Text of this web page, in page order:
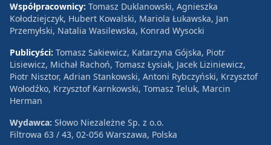
Współpracownicy: Tomasz Duklanowski, Agnieszka
Kołodziejczyk, Hubert Kowalski, Mariola Łukawska, Jan
Przemyłski, Natalia Wasilewska, Konrad Wysocki
Publicyści: Tomasz Sakiewicz, Katarzyna Gójska, Piotr
Lisiewicz, Michał Rachoń, Tomasz Łysiak, Jacek Liziniewicz,
Piotr Nisztor, Adrian Stankowski, Antoni Rybczyński, Krzysztof
Wołodźko, Krzysztof Karnkowski, Tomasz Teluk, Marcin
Herman
Wydawca: Słowo Niezależne Sp. z o.o.
Filtrowa 63 / 43, 02-056 Warszawa, Polska